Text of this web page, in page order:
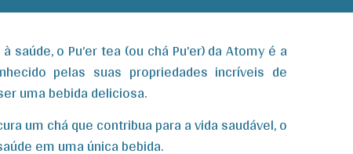
o Pu’er tea (ou chá Pu’er) da Atomy é a
pelas suas propriedades incríveis de
uma bebida deliciosa.
um chá que contribua para a vida saudável, o
em uma única bebida.